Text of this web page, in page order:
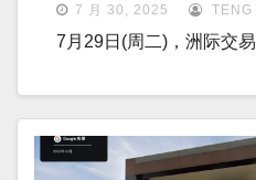
7 月 30, 2025 TENG
7月29日(周二)，洲际交